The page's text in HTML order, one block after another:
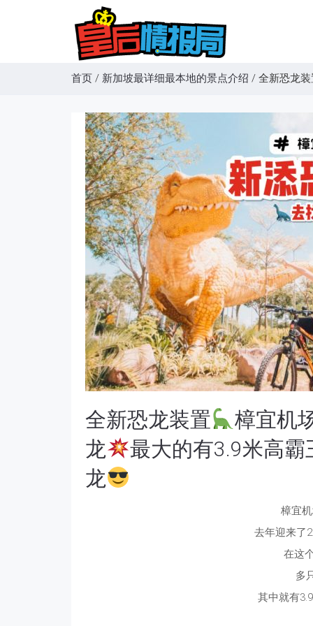
首页 / 新加坡最详细最本地的景点介绍 / 全新恐龙装
全新恐龙装置
樟宜机
龙
最大的有3.9米高
龙
樟宜
去年迎来了
在这
多
其中就有